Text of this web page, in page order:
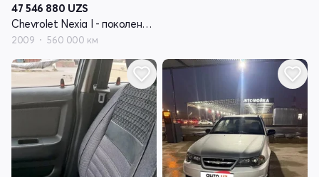
47 546 880 UZS
Chevrolet Nexia I - поколение рестайлинг
2009 560 000 км